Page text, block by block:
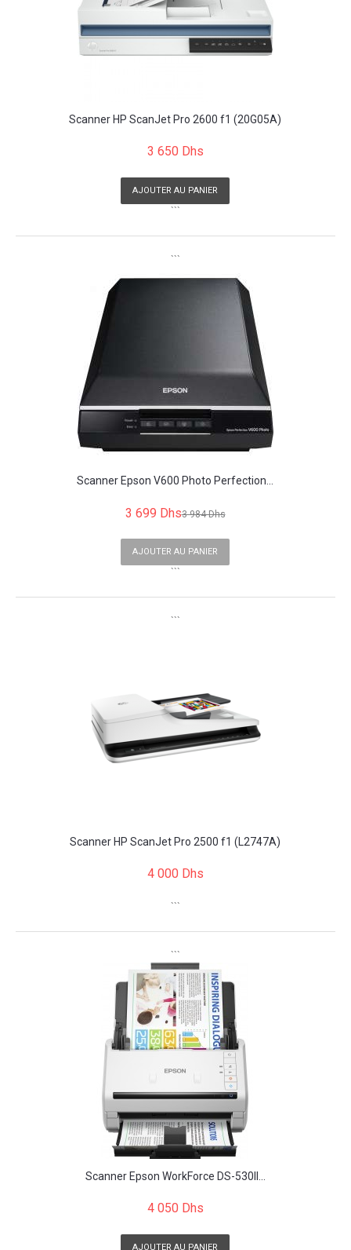
Scanner HP ScanJet Pro 2600 f1 (20G05A)
3 650 Dhs
AJOUTER AU PANIER
```
```
Scanner Epson V600 Photo Perfection...
3 699 Dhs3 984 Dhs
AJOUTER AU PANIER
```
```
Scanner HP ScanJet Pro 2500 f1 (L2747A)
4 000 Dhs
```
```
Scanner Epson WorkForce DS-530II...
4 050 Dhs
AJOUTER AU PANIER